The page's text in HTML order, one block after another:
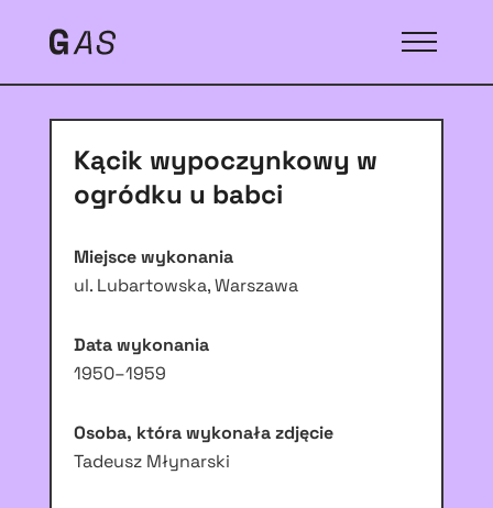
Kącik wypoczynkowy w
ogródku u babci
Miejsce wykonania
ul. Lubartowska, Warszawa
Data wykonania
1950–1959
Osoba, która wykonała zdjęcie
Tadeusz Młynarski